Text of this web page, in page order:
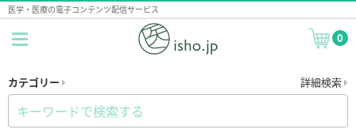
医学・医療の電子コンテンツ配信サービス
0
カテゴリー 詳細検索